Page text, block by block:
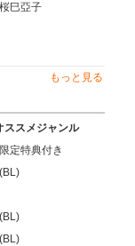
桜巳亞子
もっと見る
ススメジャンル
定特典付き